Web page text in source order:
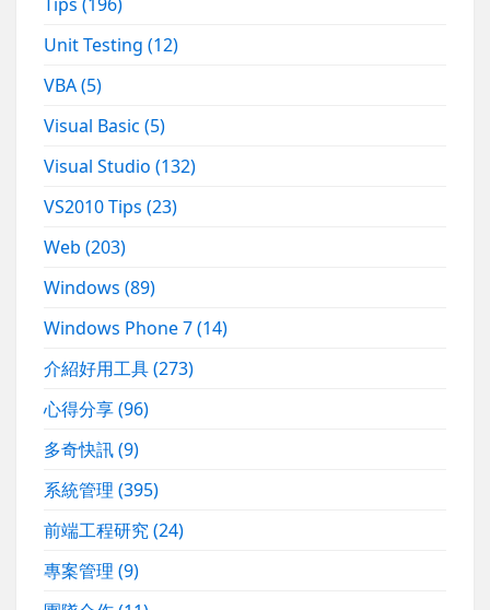
Tips(196)
Unit Testing(12)
VBA(5)
Visual Basic(5)
Visual Studio(132)
VS2010 Tips(23)
Web(203)
Windows(89)
Windows Phone 7(14)
介紹好用工具(273)
心得分享(96)
多奇快訊(9)
系統管理(395)
前端工程研究(24)
專案管理(9)